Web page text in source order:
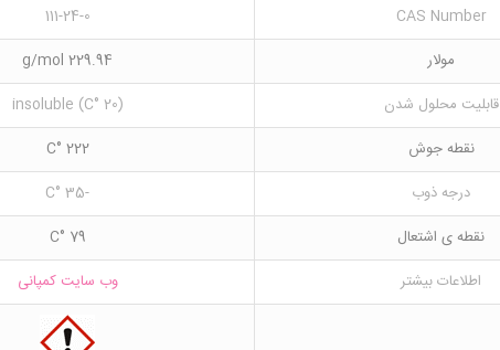
CAS Number
111-24-0
مولار
229.94 g/mol
قابلیت محلول شدن
(20 °C) insoluble
نقطه جوش
222 °C
درجه ذوب
-35 °C
نقطه ی اشتعال
79 °C
اطلاعات بیشتر
وب سایت کمپانی